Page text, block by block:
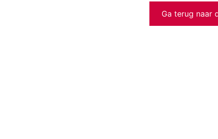
Ga terug naar